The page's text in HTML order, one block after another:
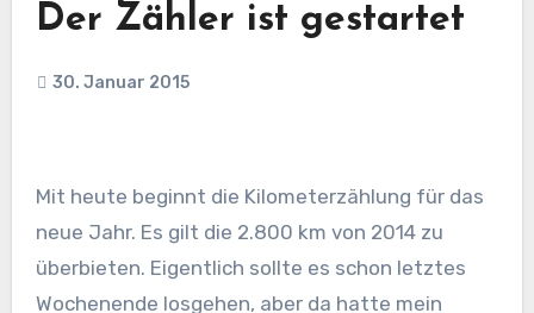
Der Zähler ist gestartet
30. Januar 2015
Mit heute beginnt die Kilometerzählung für das
neue Jahr. Es gilt die 2.800 km von 2014 zu
überbieten. Eigentlich sollte es schon letztes
Wochenende losgehen, aber da hatte mein